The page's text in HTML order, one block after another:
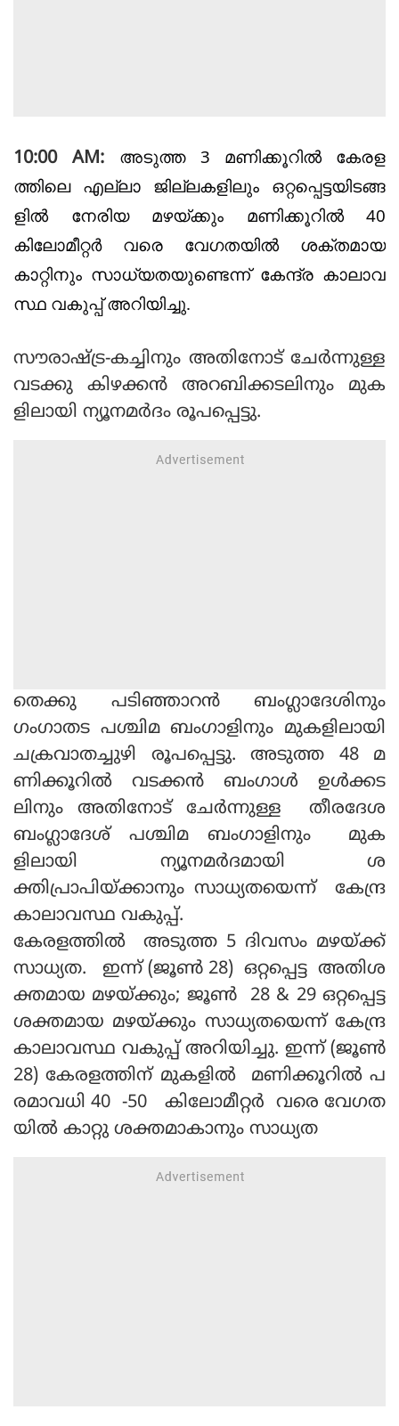
10:00 AM:
അടുത്ത 3 മണിക്കൂറിൽ കേരള
ത്തിലെ എല്ലാ ജില്ലകളിലും ഒറ്റപ്പെട്ടയിടങ്ങ
ളിൽ നേരിയ മഴയ്ക്കും മണിക്കൂറിൽ 40
കിലോമീറ്റർ വരെ വേഗതയിൽ ശക്തമായ
കാറ്റിനും സാധ്യതയുണ്ടെന്ന് കേന്ദ്ര കാലാവ
സ്ഥ വകുപ്പ് അറിയിച്ചു.
സൗരാഷ്ട്ര-കച്ചിനും അതിനോട് ചേര്‍ന്നുള്ള
വടക്കു കിഴക്കന്‍ അറബിക്കടലിനും മുക
ളിലായി ന്യൂനമര്‍ദം രൂപപ്പെട്ടു.
തെക്കു പടിഞ്ഞാറന്‍ ബംഗ്ലാദേശിനും
ഗംഗാതട പശ്ചിമ ബംഗാളിനും മുകളിലായി
ചക്രവാതച്ചുഴി രൂപപ്പെട്ടു. അടുത്ത 48 മ
ണിക്കൂറില്‍ വടക്കന്‍ ബംഗാള്‍ ഉള്‍ക്കട
ലിനും അതിനോട് ചേര്‍ന്നുള്ള തീരദേശ
ബംഗ്ലാദേശ് പശ്ചിമ ബംഗാളിനും മുക
ളിലായി ന്യൂനമര്‍ദമായി ശ
ക്തിപ്രാപിയ്ക്കാനും സാധ്യതയെന്ന് കേന്ദ്ര
കാലാവസ്ഥ വകുപ്പ്.
കേരളത്തില്‍ അടുത്ത 5 ദിവസം മഴയ്ക്ക്
സാധ്യത. ഇന്ന് (ജൂണ്‍ 28) ഒറ്റപ്പെട്ട അതിശ
ക്തമായ മഴയ്ക്കും; ജൂണ്‍ 28 & 29 ഒറ്റപ്പെട്ട
ശക്തമായ മഴയ്ക്കും സാധ്യതയെന്ന് കേന്ദ്ര
കാലാവസ്ഥ വകുപ്പ് അറിയിച്ചു. ഇന്ന് (ജൂണ്‍
28) കേരളത്തിന് മുകളില്‍ മണിക്കൂറില്‍ പ
രമാവധി 40 -50 കിലോമീറ്റര്‍ വരെ വേഗത
യില്‍ കാറ്റു ശക്തമാകാനും സാധ്യത